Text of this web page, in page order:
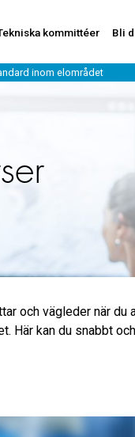
kommittéer Bli
och vägleder när du
Här kan du snabbt